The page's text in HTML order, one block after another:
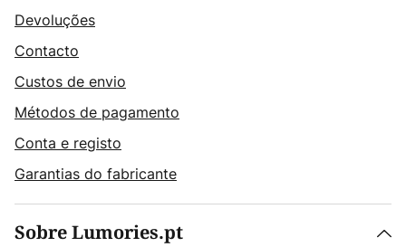
Devoluções
Contacto
Custos de envio
Métodos de pagamento
Conta e registo
Garantias do fabricante
Sobre Lumories.pt